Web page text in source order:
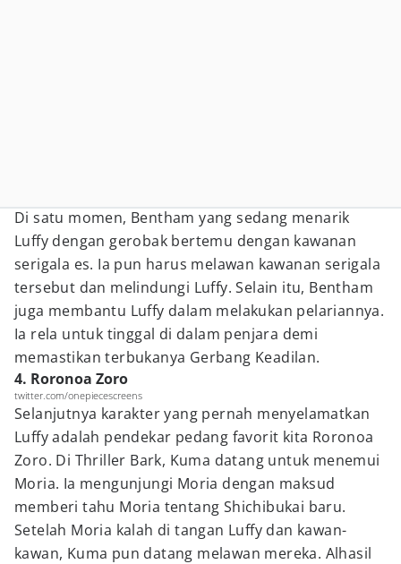
Di satu momen, Bentham yang sedang menarik
Luffy dengan gerobak bertemu dengan kawanan
serigala es. Ia pun harus melawan kawanan serigala
tersebut dan melindungi Luffy. Selain itu, Bentham
juga membantu Luffy dalam melakukan pelariannya.
Ia rela untuk tinggal di dalam penjara demi
memastikan terbukanya Gerbang Keadilan.
4. Roronoa Zoro
twitter.com/onepiecescreens
Selanjutnya karakter yang pernah menyelamatkan
Luffy adalah pendekar pedang favorit kita Roronoa
Zoro. Di Thriller Bark, Kuma datang untuk menemui
Moria. Ia mengunjungi Moria dengan maksud
memberi tahu Moria tentang Shichibukai baru.
Setelah Moria kalah di tangan Luffy dan kawan-
kawan, Kuma pun datang melawan mereka. Alhasil